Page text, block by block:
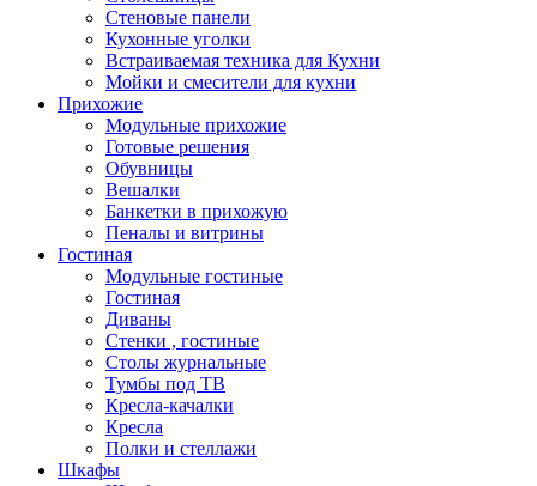
Стеновые панели
Кухонные уголки
Встраиваемая техника для Кухни
Мойки и смесители для кухни
Прихожие
Модульные прихожие
Готовые решения
Обувницы
Вешалки
Банкетки в прихожую
Пеналы и витрины
Гостиная
Модульные гостиные
Гостиная
Диваны
Стенки , гостиные
Столы журнальные
Тумбы под ТВ
Кресла-качалки
Кресла
Полки и стеллажи
Шкафы